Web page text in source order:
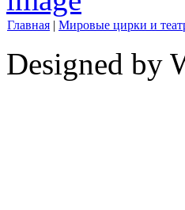
Главная | Мировые цирки и
Designed by